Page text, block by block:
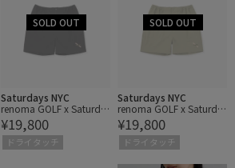
Saturdays NYC
renoma GOLF x Saturda
ys NYC Mens Short Pants
¥19,800
ドライタッチ
Saturdays NYC
renoma GOLF x Saturda
ys NYC Mens Short Pants
¥19,800
ドライタッチ